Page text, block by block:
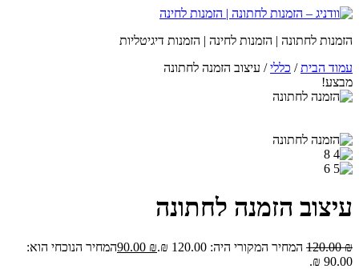
הזמנות לחתונה | הזמנות לחינה | הזמנות דיגיטליות
עמוד הבית/ כללי/ עיצוב הזמנה לחתונה
מבצע!
עיצוב הזמנה לחתונה
120.00₪ המחיר המקורי היה: 120.00 ₪. 90.00 ₪
המחיר הנוכחי הוא:
90.00 ₪.